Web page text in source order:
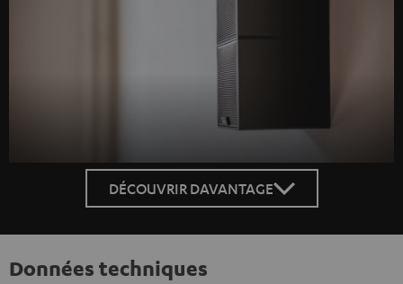
DÉCOUVRIR DAVANTAGE
Données techniques